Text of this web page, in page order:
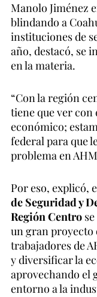
Manolo Jiménez
blindando a
instituciones de
año, destacó, se
en la materia.
“Con la región
tiene que ver
económico;
federal para que
problema en
Por eso, explicó,
de Seguridad y
Región Centro
un gran proyecto
trabajadores de
y diversificar la
aprovechando el
entorno a la